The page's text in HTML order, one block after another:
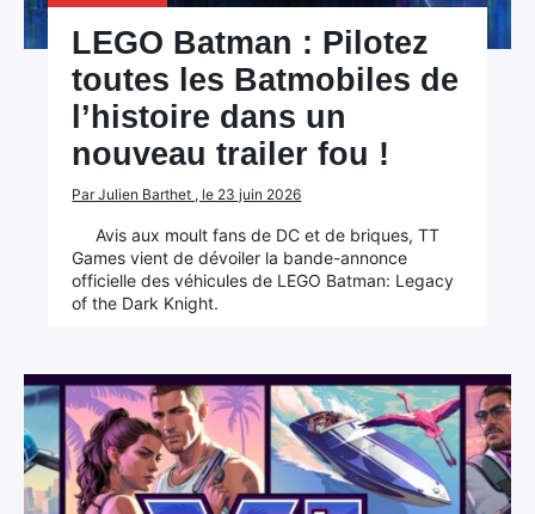
LEGO Batman : Pilotez
toutes les Batmobiles de
l’histoire dans un
nouveau trailer fou !
Par Julien Barthet , le 23 juin 2026
Avis aux moult fans de DC et de briques, TT
Games vient de dévoiler la bande-annonce
officielle des véhicules de LEGO Batman: Legacy
of the Dark Knight.